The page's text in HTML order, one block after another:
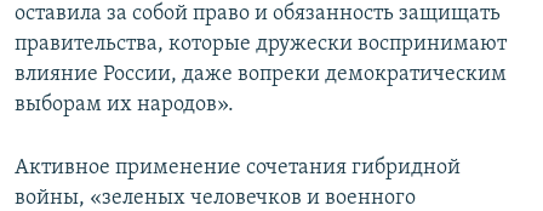
оставила за собой право и обязанность защищать
правительства, которые дружески воспринимают
влияние России, даже вопреки демократическим
выборам их народов».
Активное применение сочетания гибридной
войны, «зеленых человечков и военного